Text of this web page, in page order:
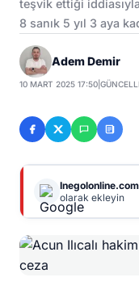
teşvik ettiği
8 sanık 5 yıl 3 aya
Adem Demir
10 MART 2025 17:50 |
Inegolonline.com
olarak ekleyin